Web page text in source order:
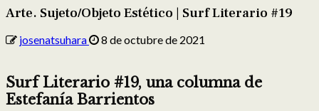
Arte. Sujeto/Objeto Estético | Surf Literario #19
josenatsuhara 8 de octubre de 2021
Surf Literario #19, una columna de
Estefanía Barrientos